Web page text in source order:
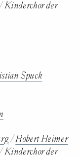
/Kinderchor der
Spuck
/Robert Reimer
/Kinderchor der